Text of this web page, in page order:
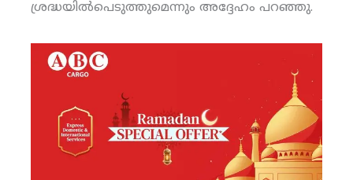
ശ്രദ്ധയില്‍പെടുത്തുമെന്നും അദ്ദേഹം പറഞ്ഞു.